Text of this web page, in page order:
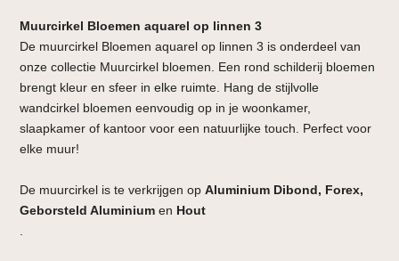
Muurcirkel Bloemen aquarel op linnen 3
De muurcirkel Bloemen aquarel op linnen 3 is onderdeel van
onze collectie Muurcirkel bloemen. Een rond schilderij bloemen
brengt kleur en sfeer in elke ruimte. Hang de stijlvolle
wandcirkel bloemen eenvoudig op in je woonkamer,
slaapkamer of kantoor voor een natuurlijke touch. Perfect voor
elke muur!
De muurcirkel is te verkrijgen opAluminium Dibond, Forex,
Geborsteld Aluminium en Hout